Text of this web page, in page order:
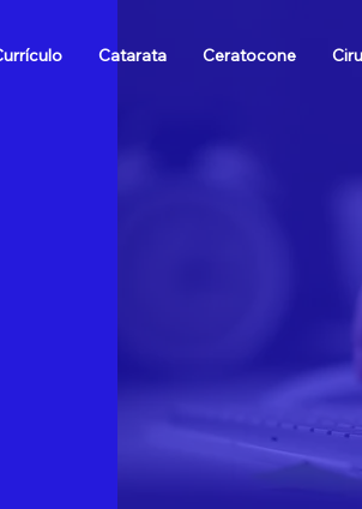
Catarata Ceratocone